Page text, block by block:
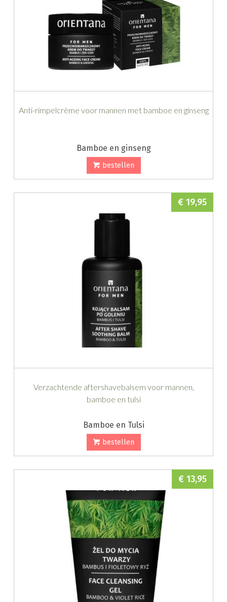
Anti-rimpelcrème voor mannen met bamboe en ginseng
Bamboe en ginseng
bestellen
Verzachtende aftershavebalsem voor mannen,
bamboe en tulsi
Bamboe en Tulsi
€ 19,95
bestellen
€ 13,95